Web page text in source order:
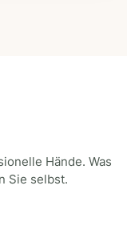
Hände. Was
Sie selbst.